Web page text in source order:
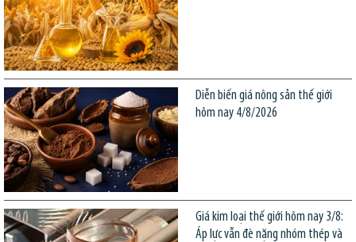
Diễn biến giá nông sản thế giới
hôm nay 4/8/2026
Giá kim loại thế giới hôm nay 3/8:
Áp lực vẫn đè nặng nhóm thép và